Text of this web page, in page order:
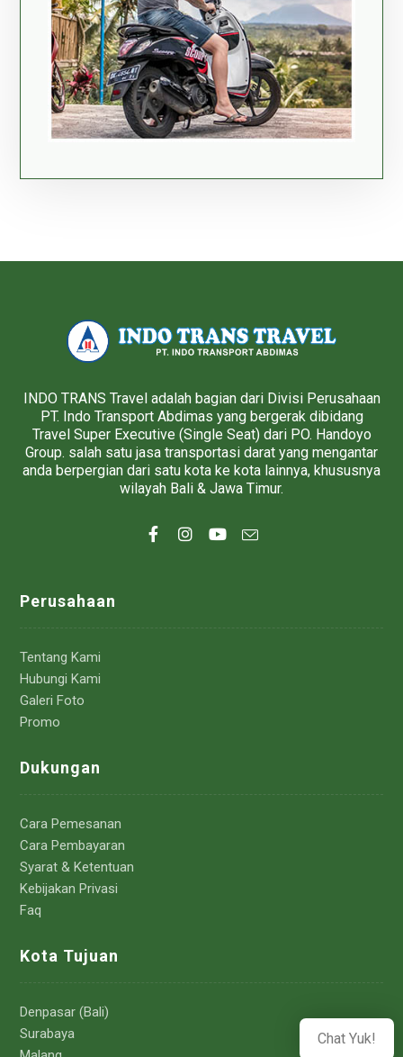
INDO TRANS Travel adalah bagian dari Divisi Perusahaan
PT. Indo Transport Abdimas yang bergerak dibidang
Travel Super Executive (Single Seat) dari PO. Handoyo
Group. salah satu jasa transportasi darat yang mengantar
anda berpergian dari satu kota ke kota lainnya, khususnya
wilayah Bali & Jawa Timur.
Perusahaan
Tentang Kami
Hubungi Kami
Galeri Foto
Promo
Dukungan
Cara Pemesanan
Cara Pembayaran
Syarat & Ketentuan
Kebijakan Privasi
Faq
Kota Tujuan
Denpasar (Bali)
Surabaya
Chat Yuk!